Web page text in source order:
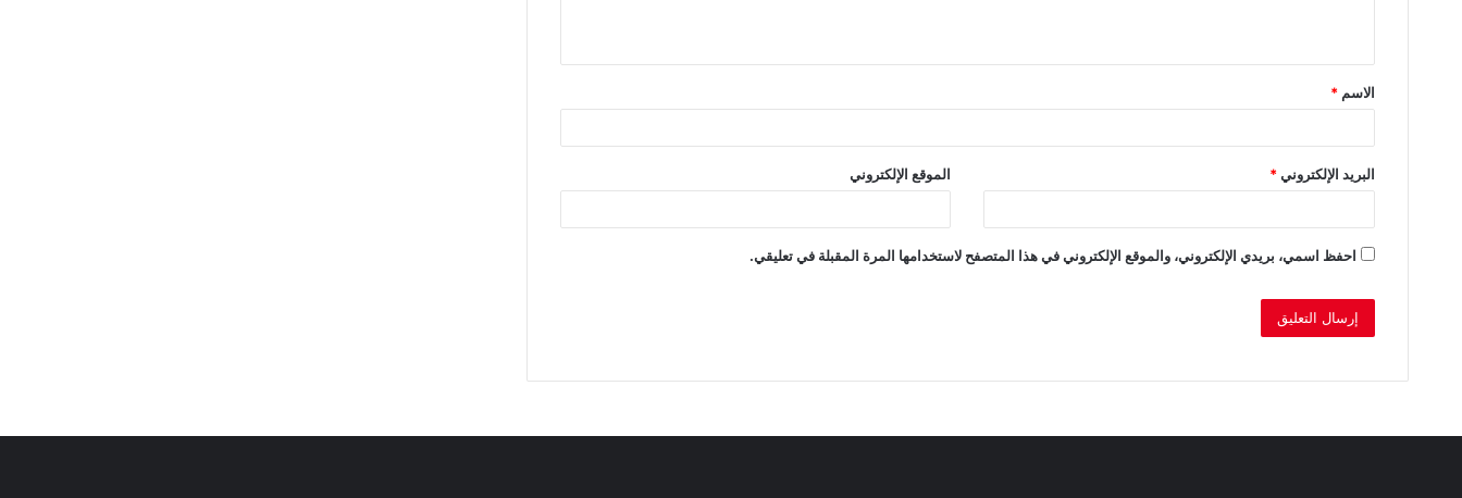
ق
*
الاسم *
البريد الإلكتروني* الموقع الإلكتروني
احفظ اسمي، بريدي الإلكتروني، والموقع الإلكتروني في هذا المتصفح لاستخدامها المرة المقبلة في تعليقي.